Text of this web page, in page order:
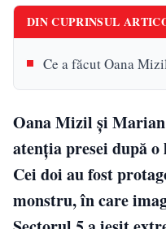
DIN CUPRINSUL
Ce a făcut Oana
Oana Mizil și
atenția presei după o
Cei doi au fost
monstru, în care